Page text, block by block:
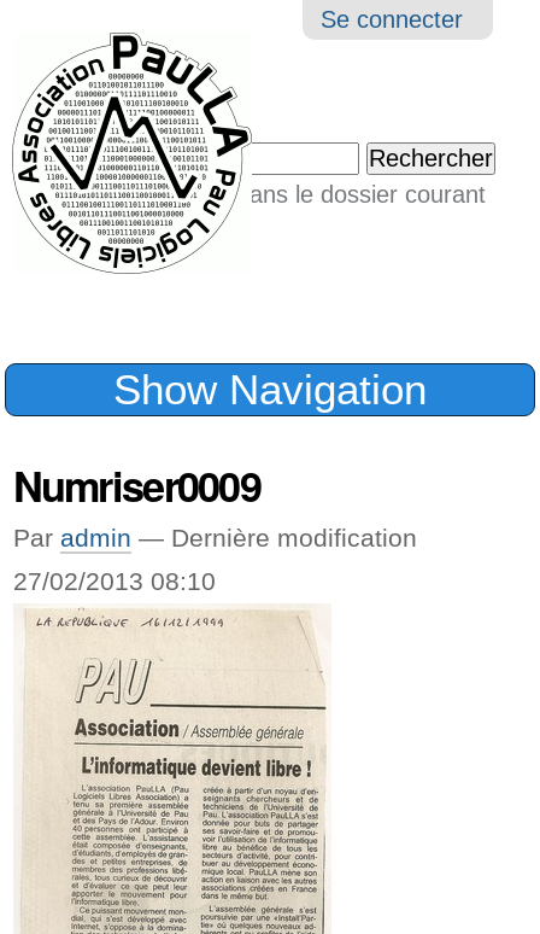
Outils
Se connecter
Chercher par
Seulement dans le dossier courant
Recherche
avancée…
Show Navigation
Numriser0009
Par admin — Dernière modification
27/02/2013 08:10